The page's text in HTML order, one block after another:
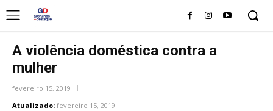
A violência doméstica contra a
mulher
fevereiro 15, 2019
Atualizado: fevereiro 15, 2019